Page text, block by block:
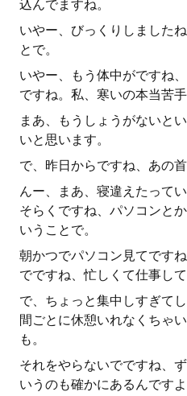
込んでますね。
いやー、びっくりしました
とで。
いやー、もう体中がですね
ですね。私、寒いの本当苦
まあ、もうしょうがないと
いと思います。
で、昨日からですね、あの
んー、まあ、寝違えたって
そらくですね、パソコンと
いうことで。
朝かつでパソコン見てです
でですね、忙しくて仕事して
で、ちょっと集中しすぎて
間ごとに休憩いれなくちゃ
も。
それをやらないでですね、
いうのも確かにあるんですよ